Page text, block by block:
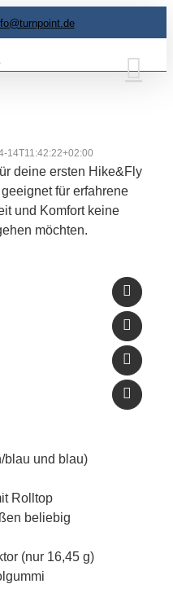
14T11:42:22+02:00
deine ersten Hike&Fly
für erfahrene
und Komfort keine
möchten.
blau und blau)
Rolltop
beliebig
(nur 16,45 g)